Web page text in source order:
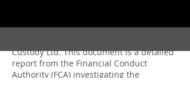
files related to LBX (London Block
Custody Ltd. This document is a detailed
report from the Financial Conduct
Authority (FCA) investigating the